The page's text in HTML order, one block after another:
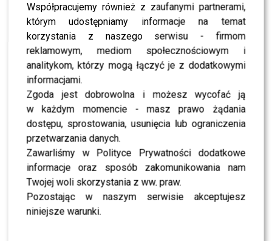
Współpracujemy również z zaufanymi partnerami,
którym udostępniamy informacje na temat
korzystania z naszego serwisu - firmom
reklamowym, mediom społecznościowym i
analitykom, którzy mogą łączyć je z dodatkowymi
informacjami.
Zgoda jest dobrowolna i możesz wycofać ją
w każdym momencie - masz prawo żądania
dostępu, sprostowania, usunięcia lub ograniczenia
przetwarzania danych.
Zawarliśmy w Polityce Prywatności dodatkowe
informacje oraz sposób zakomunikowania nam
Twojej woli skorzystania z ww. praw.
Pozostając w naszym serwisie akceptujesz
niniejsze warunki.
podzielić. Jestem
niesamowicie
podekscytowana, wracam
do tego programu z taką
radością, wdzięcznością i
szczęściem. Czuję ogromną
ekscytację na to, co przede
mną… i już nie mogę się
doczekać, aż ta przygoda
się zacznie. Wasze wsparcie
jest dla mnie bardzo ważne.